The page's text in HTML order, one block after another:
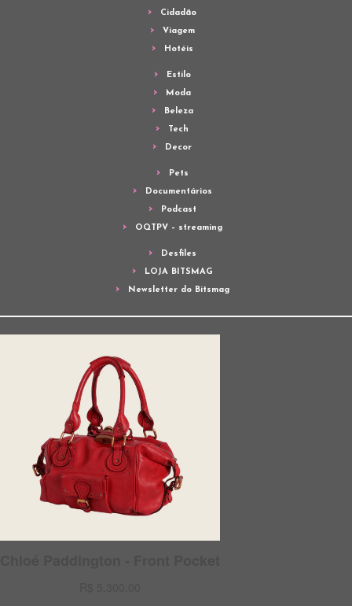
Cidadão
Viagem
Hotéis
Estilo
Moda
Beleza
Tech
Decor
Pets
Documentários
Podcast
OQTPV – streaming
Desfiles
LOJA BITSMAG
Newsletter do Bitsmag